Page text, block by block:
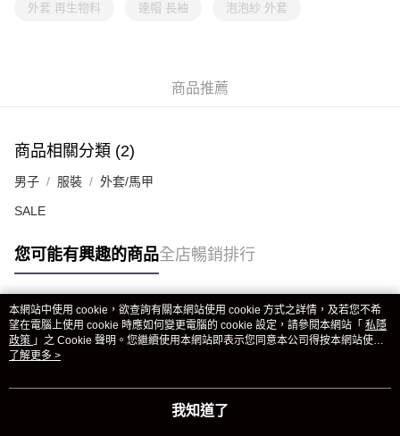
外套 再生物料 連帽 長袖 泡泡紗 外套
商品推薦
商品相關分類 (2)
男子 服裝 外套/馬甲
SALE
您可能有興趣的商品全店暢銷排行
熱門標籤
熱銷排行
本網站中使用 cookie，欲查詢有關本網站使用 cookie 方式之詳情，及若您不希
望在電腦上使用 cookie 時應如何變更電腦的 cookie 設定，請參閱本網站「 私隱
政策 」之 Cookie 聲明。您繼續使用本網站即表示您同意本公司得按本網站使用
條款之 Cookie 聲明使用 cookie。
了解更多 >
我知道了